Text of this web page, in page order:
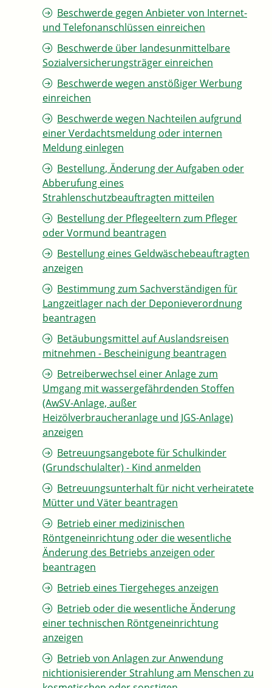
Beschwerde gegen Anbieter von Internet-
und Telefonanschlüssen einreichen
Beschwerde über landesunmittelbare
Sozialversicherungsträger einreichen
Beschwerde wegen anstößiger Werbung
einreichen
Beschwerde wegen Nachteilen aufgrund
einer Verdachtsmeldung oder internen
Meldung einlegen
Bestellung, Änderung der Aufgaben oder
Abberufung eines
Strahlenschutzbeauftragten mitteilen
Bestellung der Pflegeeltern zum Pfleger
oder Vormund beantragen
Bestellung eines Geldwäschebeauftragten
anzeigen
Bestimmung zum Sachverständigen für
Langzeitlager nach der Deponieverordnung
beantragen
Betäubungsmittel auf Auslandsreisen
mitnehmen - Bescheinigung beantragen
Betreiberwechsel einer Anlage zum
Umgang mit wassergefährdenden Stoffen
(AwSV-Anlage, außer
Heizölverbraucheranlage und JGS-Anlage)
anzeigen
Betreuungsangebote für Schulkinder
(Grundschulalter) - Kind anmelden
Betreuungsunterhalt für nicht verheiratete
Mütter und Väter beantragen
Betrieb einer medizinischen
Röntgeneinrichtung oder die wesentliche
Änderung des Betriebs anzeigen oder
beantragen
Betrieb eines Tiergeheges anzeigen
Betrieb oder die wesentliche Änderung
einer technischen Röntgeneinrichtung
anzeigen
Betrieb von Anlagen zur Anwendung
nichtionisierender Strahlung am Menschen zu